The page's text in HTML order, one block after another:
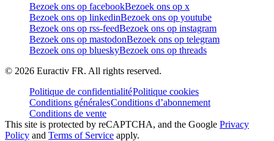
Bezoek ons op facebookBezoek ons op x
Bezoek ons op linkedinBezoek ons op youtube
Bezoek ons op rss-feedBezoek ons op instagram
Bezoek ons op mastodonBezoek ons op telegram
Bezoek ons op blueskyBezoek ons op threads
© 2026 Euractiv FR. All rights reserved.
Politique de confidentialitéPolitique cookies
Conditions généralesConditions d’abonnement
Conditions de vente
This site is protected by reCAPTCHA, and the Google Privacy
Policy and Terms of Service apply.